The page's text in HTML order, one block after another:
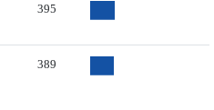
395
389